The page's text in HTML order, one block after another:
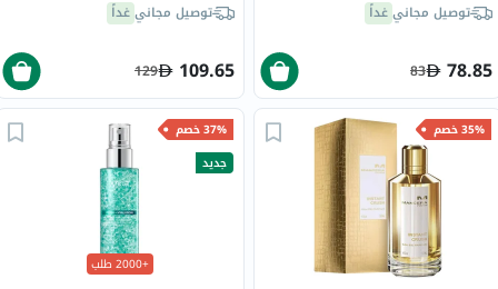
توصيل مجانيغداً
78.85
83
توصيل مجانيغداً
109.65
129
35% خصم
37% خصم
جديد
+2000 طلب